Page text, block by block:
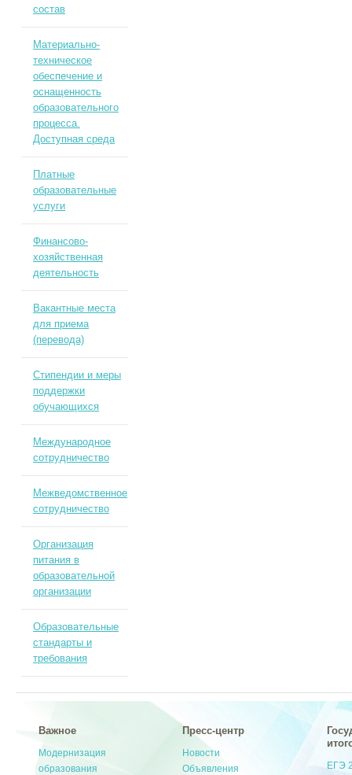
состав
Материально-
техническое
обеспечение и
оснащенность
образовательного
процесса.
Доступная среда
Платные
образовательные
услуги
Финансово-
хозяйственная
деятельность
Вакантные места
для приема
(перевода)
Стипендии и меры
поддержки
обучающихся
Международное
сотрудничество
Межведомственное
сотрудничество
Организация
питания в
образовательной
организации
Образовательные
стандарты и
требования
Важное
Модернизация
образования
Пресс-центр
Новости
Объявления
ЕГЭ